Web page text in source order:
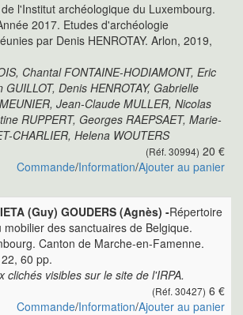
l'Institut archéologique du Luxembourg.
2017. Etudes d'archéologie
par Denis HENROTAY. Arlon, 2019,
Chantal FONTAINE-HODIAMONT, Eric
GUILLOT, Denis HENROTAY, Gabrielle
Jean-Claude MULLER, Nicolas
RUPPERT, Georges RAEPSAET, Marie-
CHARLIER, Helena WOUTERS
(Réf. 30994) 20 €
Commande/Information/Ajouter au panier
(Guy) GOUDERS (Agnès) -Répertoire
des sanctuaires de Belgique.
Canton de Marche-en-Famenne.
60 pp.
clichés visibles sur le site de l'IRPA.
(Réf. 30427) 6 €
Commande/Information/Ajouter au panier